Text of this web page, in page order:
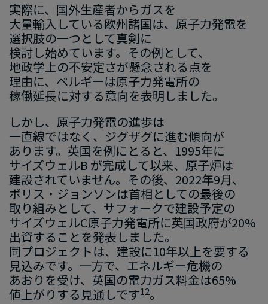
実際に、​国外生産者から​ガスを
大量輸入している​欧州諸国は、​原子力発電を​
選択肢の​一つと​して​真剣に​
検討し始めています。​その​例と​して、
地政学上の​不安定さが​懸念される​点を
理由に、 ​ベルギーは​原子力発電所の
稼働延長に​対する​意向を​表明しました。
しかし、​原子力発電の​進歩は​
一直線ではなく、​ジグザグに​進む傾向が​
あ ります。​英国を​例にとると、 ​1995年に​
サイズウェルB が​完成して​以来、​原子炉は
建設されていません。​その後、 ​2022年9月、​
ボリス・ジョンソンは​首相と​しての​最後の
取り組みと​して、 ​サフォークで​建設予定の
サイズウェルC原子力発電所に​英国政府が​20%
出資する​ことを​発表しました。
同プロジェクトは、​建設に​10年以上を​要する​
見込みです。 ​一方で、​エネルギー危機の
あおりを​受け、​英国の​電力ガス料金は​65%
値上がりする​見通しです12。